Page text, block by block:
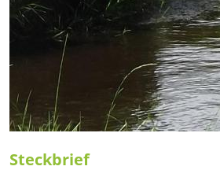
Steckbrief